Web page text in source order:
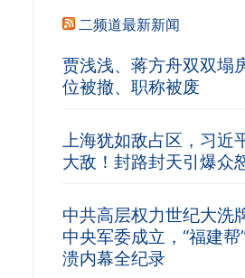
二频道最新新闻
贾浅浅、蒋方舟双双塌
位被撤、职称被废
上海犹如敌占区，习近
大敌！封路封天引爆众
中共高层权力世纪大洗
中央军委成立，“福建帮
溃内幕全纪录